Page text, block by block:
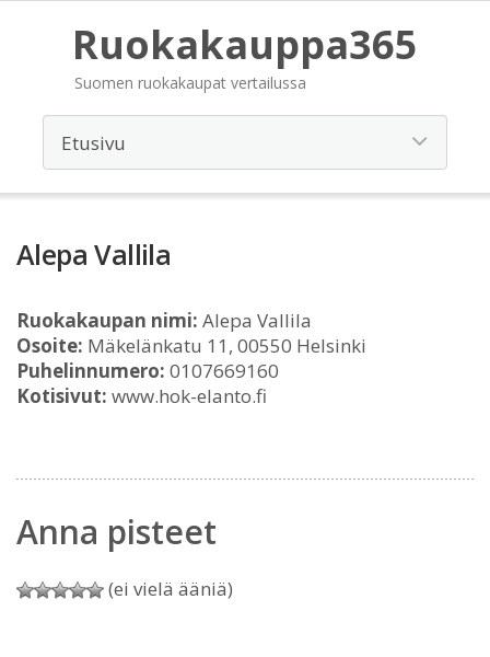
Ruokakauppa365
Suomen ruokakaupat vertailussa
Alepa Vallila
Ruokakaupan nimi: Alepa Vallila
Osoite: Mäkelänkatu 11, 00550 Helsinki
Puhelinnumero: 0107669160
Kotisivut: www.hok-elanto.fi
Anna pisteet
(ei vielä ääniä)